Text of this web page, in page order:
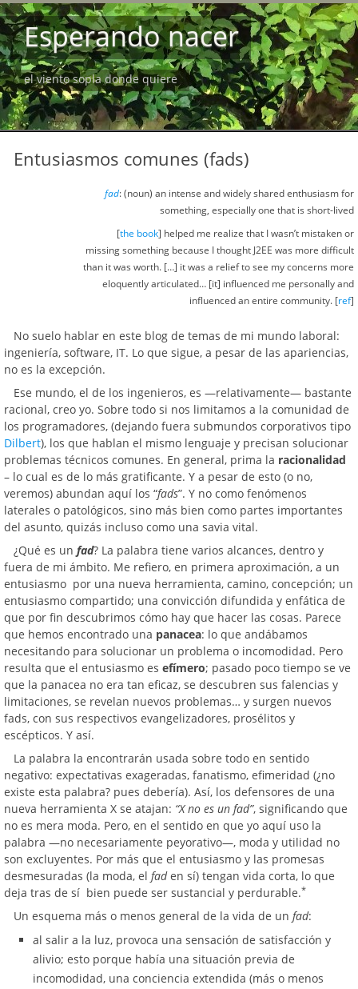
Esperando nacer
el viento sopla donde quiere
Entusiasmos comunes (fads)
fad: (noun) an intense and widely shared enthusiasm for
something, especially one that is short-lived
[the book] helped me realize that I wasn’t mistaken or
missing something because I thought J2EE was more difficult
than it was worth. […] it was a relief to see my concerns more
eloquently articulated… [it] influenced me personally and
influenced an entire community. [ref]
No suelo hablar en este blog de temas de mi mundo laboral:
ingeniería, software, IT. Lo que sigue, a pesar de las apariencias,
no es la excepción.
Ese mundo, el de los ingenieros, es —relativamente— bastante
racional, creo yo. Sobre todo si nos limitamos a la comunidad de
los programadores, (dejando fuera submundos corporativos tipo
Dilbert), los que hablan el mismo lenguaje y precisan solucionar
problemas técnicos comunes. En general, prima la racionalidad
– lo cual es de lo más gratificante. Y a pesar de esto (o no,
veremos) abundan aquí los “fads”. Y no como fenómenos
laterales o patológicos, sino más bien como partes importantes
del asunto, quizás incluso como una savia vital.
¿Qué es un fad? La palabra tiene varios alcances, dentro y
fuera de mi ámbito. Me refiero, en primera aproximación, a un
entusiasmo por una nueva herramienta, camino, concepción; un
entusiasmo compartido; una convicción difundida y enfática de
que por fin descubrimos cómo hay que hacer las cosas. Parece
que hemos encontrado una panacea: lo que andábamos
necesitando para solucionar un problema o incomodidad. Pero
resulta que el entusiasmo es efímero; pasado poco tiempo se ve
que la panacea no era tan eficaz, se descubren sus falencias y
limitaciones, se revelan nuevos problemas… y surgen nuevos
fads, con sus respectivos evangelizadores, prosélitos y
escépticos. Y así.
La palabra la encontrarán usada sobre todo en sentido
negativo: expectativas exageradas, fanatismo, efimeridad (¿no
existe esta palabra? pues debería). Así, los defensores de una
nueva herramienta X se atajan: “X no es un fad”, significando que
no es mera moda. Pero, en el sentido en que yo aquí uso la
palabra —no necesariamente peyorativo—, moda y utilidad no
son excluyentes. Por más que el entusiasmo y las promesas
desmesuradas (la moda, el faden sí) tengan vida corta, lo que
deja tras de sí bien puede ser sustancial y perdurable.*
Un esquema más o menos general de la vida de un fad:
al salir a la luz, provoca una sensación de satisfacción y
alivio; esto porque había una situación previa de
incomodidad, una conciencia extendida (más o menos